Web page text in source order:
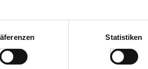
Statistiken
AUCH